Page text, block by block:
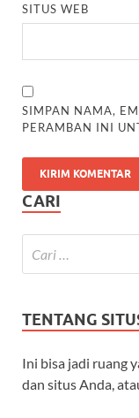
SITUS WEB
SIMPAN NAMA,
PERAMBAN INI
CARI
TENTANG
Ini bisa jadi ruang
dan situs Anda,